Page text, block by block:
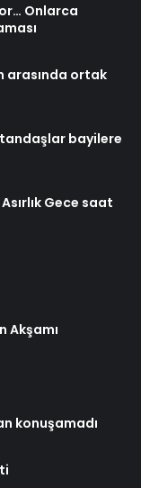
Onlarca
arasında ortak
bayilere
Gece saat
Akşamı
konuşamadı